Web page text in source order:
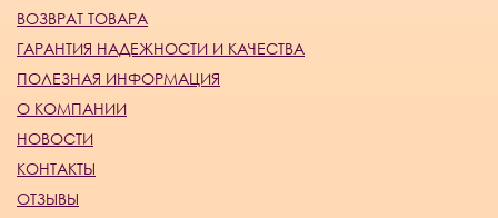
ВОЗВРАТ ТОВАРА
ГАРАНТИЯ НАДЕЖНОСТИ И КАЧЕСТВА
ПОЛЕЗНАЯ ИНФОРМАЦИЯ
О КОМПАНИИ
НОВОСТИ
КОНТАКТЫ
ОТЗЫВЫ